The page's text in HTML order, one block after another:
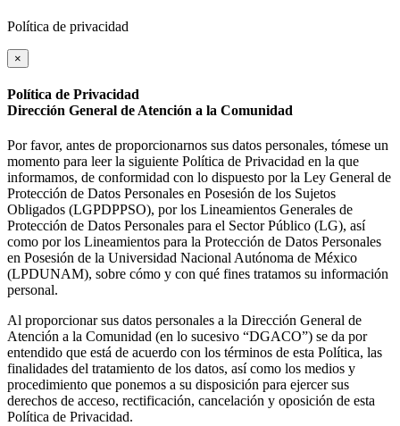
Política de privacidad
×
Política de Privacidad
Dirección General de Atención a la Comunidad
Por favor, antes de proporcionarnos sus datos personales, tómese un
momento para leer la siguiente Política de Privacidad en la que
informamos, de conformidad con lo dispuesto por la Ley General de
Protección de Datos Personales en Posesión de los Sujetos
Obligados (LGPDPPSO), por los Lineamientos Generales de
Protección de Datos Personales para el Sector Público (LG), así
como por los Lineamientos para la Protección de Datos Personales
en Posesión de la Universidad Nacional Autónoma de México
(LPDUNAM), sobre cómo y con qué fines tratamos su información
personal.
Al proporcionar sus datos personales a la Dirección General de
Atención a la Comunidad (en lo sucesivo “DGACO”) se da por
entendido que está de acuerdo con los términos de esta Política, las
finalidades del tratamiento de los datos, así como los medios y
procedimiento que ponemos a su disposición para ejercer sus
derechos de acceso, rectificación, cancelación y oposición de esta
Política de Privacidad.